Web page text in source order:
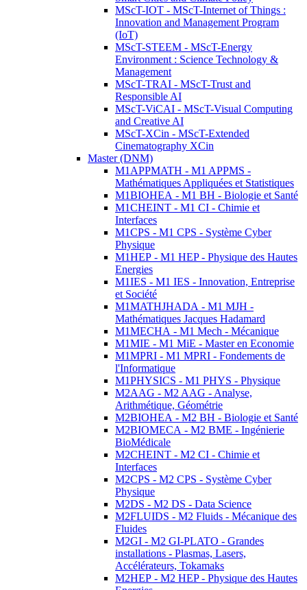
MScT-IOT - MScT-Internet of Things :
Innovation and Management Program
(IoT)
MScT-STEEM - MScT-Energy
Environment : Science Technology &
Management
MScT-TRAI - MScT-Trust and
Responsible AI
MScT-ViCAI - MScT-Visual Computing
and Creative AI
MScT-XCin - MScT-Extended
Cinematography XCin
Master (DNM)
M1APPMATH - M1 APPMS -
Mathématiques Appliquées et Statistiques
M1BIOHEA - M1 BH - Biologie et Santé
M1CHEINT - M1 CI - Chimie et
Interfaces
M1CPS - M1 CPS - Système Cyber
Physique
M1HEP - M1 HEP - Physique des Hautes
Energies
M1IES - M1 IES - Innovation, Entreprise
et Société
M1MATHJHADA - M1 MJH -
Mathématiques Jacques Hadamard
M1MECHA - M1 Mech - Mécanique
M1MIE - M1 MiE - Master en Economie
M1MPRI - M1 MPRI - Fondements de
l'Informatique
M1PHYSICS - M1 PHYS - Physique
M2AAG - M2 AAG - Analyse,
Arithmétique, Géométrie
M2BIOHEA - M2 BH - Biologie et Santé
M2BIOMECA - M2 BME - Ingénierie
BioMédicale
M2CHEINT - M2 CI - Chimie et
Interfaces
M2CPS - M2 CPS - Système Cyber
Physique
M2DS - M2 DS - Data Science
M2FLUIDS - M2 Fluids - Mécanique des
Fluides
M2GI - M2 GI-PLATO - Grandes
installations - Plasmas, Lasers,
Accélérateurs, Tokamaks
M2HEP - M2 HEP - Physique des Hautes